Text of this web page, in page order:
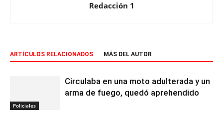
Redacción 1
ARTÍCULOS RELACIONADOS MÁS DEL AUTOR
Policiales
Circulaba en una moto adulterada y un
arma de fuego, quedó aprehendido